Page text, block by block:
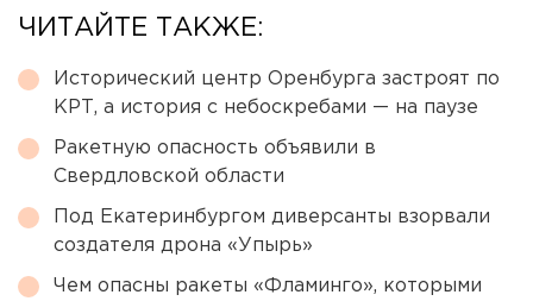
ЧИТАЙТЕ ТАКЖЕ:
Исторический центр Оренбурга застроят по
КРТ, а история с небоскребами — на паузе
Ракетную опасность объявили в
Свердловской области
Под Екатеринбургом диверсанты взорвали
создателя дрона «Упырь»
Чем опасны ракеты «Фламинго», которыми